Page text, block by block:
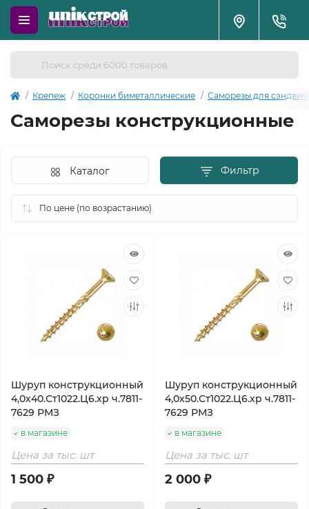
Крепеж Коронки биметаллические Саморезы для
Саморезы конструкционные
Фильтр
Каталог
Шуруп конструкционный
4,0х40.Ст1022.Ц6.хр ч.7811-
7629 РМЗ
в магазине
Цена за тыс. шт
1 500 ₽
Шуруп конструкционный
4,0х50.Ст1022.Ц6.хр ч.7811-
7629 РМЗ
в магазине
Цена за тыс. шт
2 000 ₽